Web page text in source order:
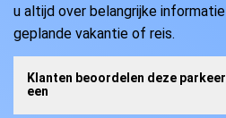
u altijd over belangrijke
geplande vakantie of reis.
Klanten beoordelen deze
een